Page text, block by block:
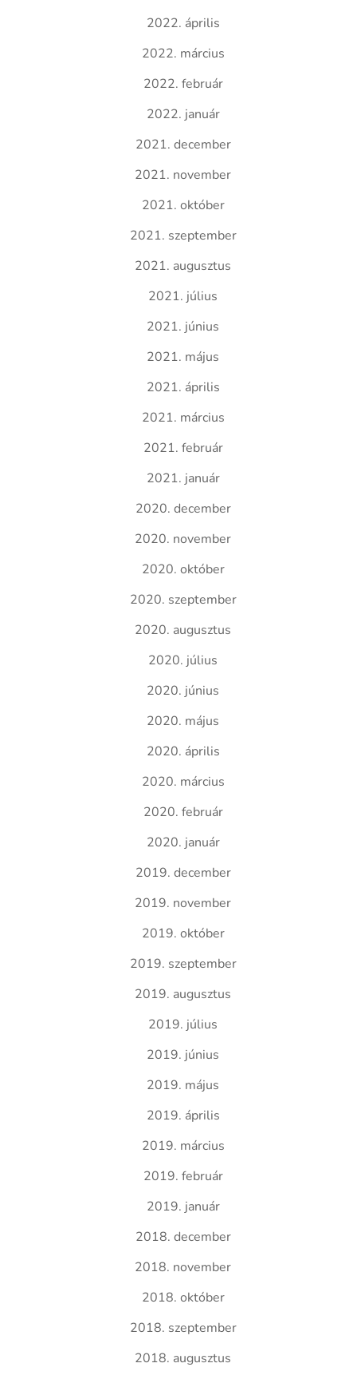
2022. április
2022. március
2022. február
2022. január
2021. december
2021. november
2021. október
2021. szeptember
2021. augusztus
2021. július
2021. június
2021. május
2021. április
2021. március
2021. február
2021. január
2020. december
2020. november
2020. október
2020. szeptember
2020. augusztus
2020. július
2020. június
2020. május
2020. április
2020. március
2020. február
2020. január
2019. december
2019. november
2019. október
2019. szeptember
2019. augusztus
2019. július
2019. június
2019. május
2019. április
2019. március
2019. február
2019. január
2018. december
2018. november
2018. október
2018. szeptember
2018. augusztus